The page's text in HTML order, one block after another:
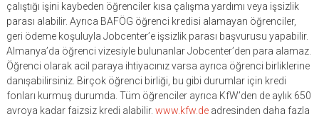
çalıştığı işini kaybeden öğrenciler kısa çalışma yardımı veya işsizlik
parası alabilir. Ayrıca BAFÖG öğrenci kredisi alamayan öğrenciler,
geri ödeme koşuluyla Jobcenter’e işsizlik parası başvurusu yapabilir.
Almanya’da öğrenci vizesiyle bulunanlar Jobcenter’den para alamaz.
Öğrenci olarak acil paraya ihtiyacınız varsa ayrıca öğrenci birliklerine
danışabilirsiniz. Birçok öğrenci birliği, bu gibi durumlar için kredi
fonları kurmuş durumda. Tüm öğrenciler ayrıca KfW’den de aylık 650
avroya kadar faizsiz kredi alabilir. www.kfw.deadresinden daha fazla